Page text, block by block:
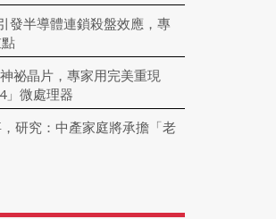
發半導體連鎖殺盤效應，專
祕晶片，專家用完美重現
」微處理器
研究：中產家庭將承擔「老